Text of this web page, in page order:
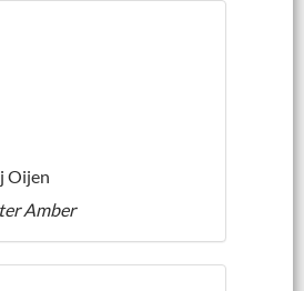
Oijen
Amber